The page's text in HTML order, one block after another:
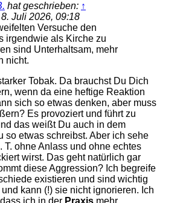
hat geschrieben: ↑
Juli 2026, 09:18
Versuche den
irgendwie als Kirche zu
sind Unterhaltsam, mehr
nicht.
Tobak. Da brauchst Du Dich
wenn da eine heftige Reaktion
sich so etwas denken, aber muss
Es provoziert und führt zu
das weißt Du auch in dem
so etwas schreibst. Aber ich sehe
T. ohne Anlass und ohne echtes
wirst. Das geht natürlich gar
diese Aggression? Ich begreife
existieren und sind wichtig
kann (!) sie nicht ignorieren. Ich